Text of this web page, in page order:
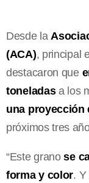
Desde la
(ACA), principal
destacaron que
toneladasa los
una proyección
próximos tres
“Este granose
forma y color. Y